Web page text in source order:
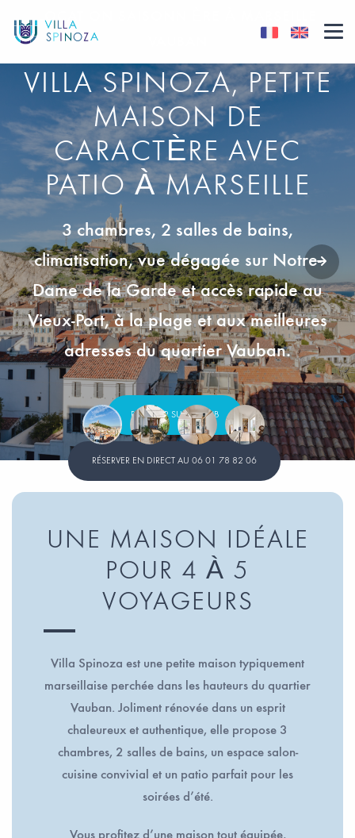
VILLA SPINOZA, PETITE
MAISON DE
CARACTÈRE AVEC
PATIO À MARSEILLE
3 chambres, 2 salles de bains,
climatisation, vue dégagée sur Notre-
Dame de la Garde et accès rapide au
Vieux-Port, à la plage et aux meilleures
adresses du quartier Vauban.
RÉSERVER SUR AIRBNB
RÉSERVER EN DIRECT AU 06 01 78 82 06
UNE MAISON IDÉALE
POUR 4 À 5
VOYAGEURS
Villa Spinoza est une petite maison typiquement
marseillaise perchée dans les hauteurs du quartier
Vauban. Joliment rénovée dans un esprit
chaleureux et authentique, elle propose 3
chambres, 2 salles de bains, un espace salon-
cuisine convivial et un patio parfait pour les
soirées d’été.
Vous profitez d’une maison tout équipée,